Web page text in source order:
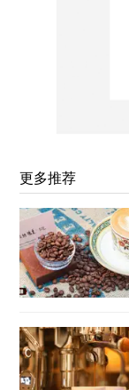
更多推荐